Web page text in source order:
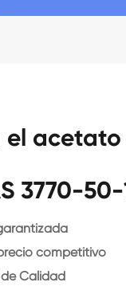
el
3770-50-
competitivo
Calidad